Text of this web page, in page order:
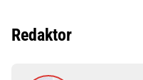
Redaktor